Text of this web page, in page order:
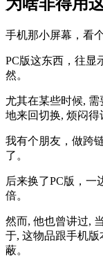
手机那小屏幕，看
PC版这东西，往显
然。
尤其在某些时候,
地来回切换, 烦闷得
我有个朋友，做跨
了。
后来换了PC版，一
倍。
然而, 他也曾讲过,
于, 这物品跟手机
蔽。